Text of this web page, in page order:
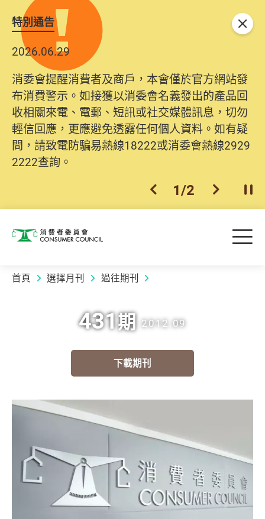
特別通告
2026.06.29
消委會提醒消費者及商戶，本會僅於官方網站發
布消費警示。如接獲以消委會名義發出的產品回
收相關來電、電郵、短訊或社交媒體訊息，切勿
輕信回應，更應避免透露任何個人資料。如有疑
問，請致電防騙易熱線18222或消委會熱線2929
2222查詢。
上一個
1/2 下一個開
關閉
消費者委員會 目
首頁 選擇月刊 過往期刊
431期 2012.09
下載期刊